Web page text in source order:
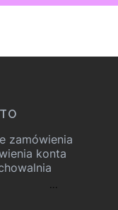
zamówienia
konta
...